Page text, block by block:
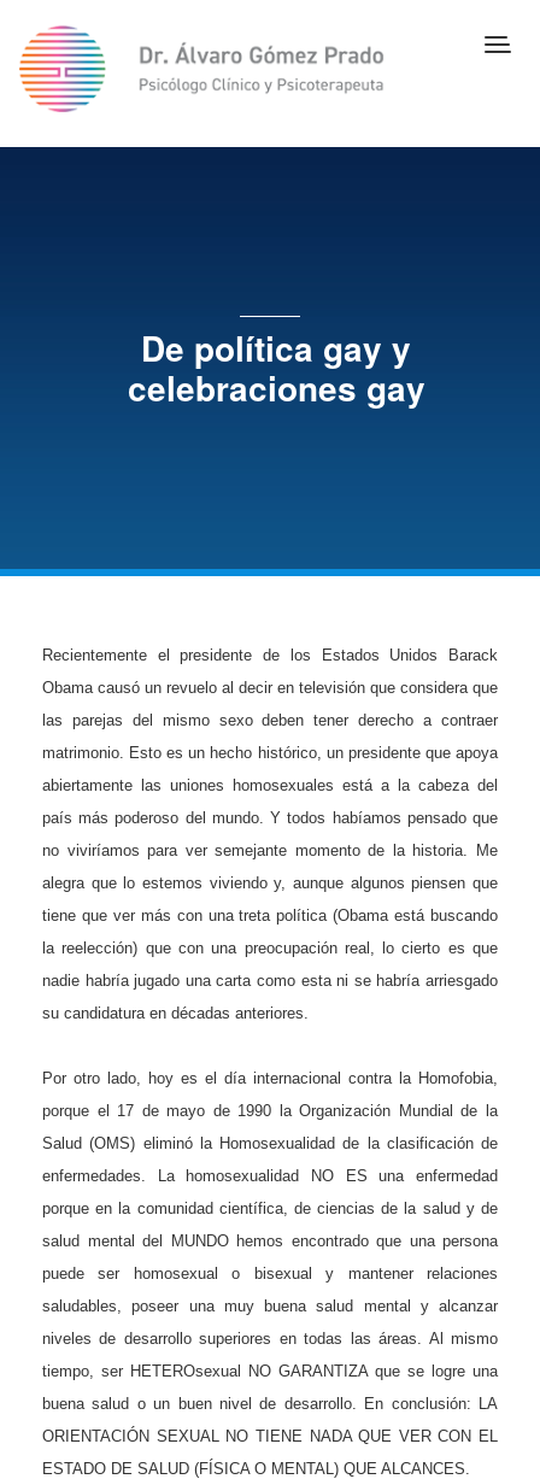
De política gay y
celebraciones gay
Recientemente el presidente de los Estados Unidos Barack
Obama causó un revuelo al decir en televisión que considera que
las parejas del mismo sexo deben tener derecho a contraer
matrimonio. Esto es un hecho histórico, un presidente que apoya
abiertamente las uniones homosexuales está a la cabeza del
país más poderoso del mundo. Y todos habíamos pensado que
no viviríamos para ver semejante momento de la historia. Me
alegra que lo estemos viviendo y, aunque algunos piensen que
tiene que ver más con una treta política (Obama está buscando
la reelección) que con una preocupación real, lo cierto es que
nadie habría jugado una carta como esta ni se habría arriesgado
su candidatura en décadas anteriores.
Por otro lado, hoy es el día internacional contra la Homofobia,
porque el 17 de mayo de 1990 la Organización Mundial de la
Salud (OMS) eliminó la Homosexualidad de la clasificación de
enfermedades. La homosexualidad NO ES una enfermedad
porque en la comunidad científica, de ciencias de la salud y de
salud mental del MUNDO hemos encontrado que una persona
puede ser homosexual o bisexual y mantener relaciones
saludables, poseer una muy buena salud mental y alcanzar
niveles de desarrollo superiores en todas las áreas. Al mismo
tiempo, ser HETEROsexual NO GARANTIZA que se logre una
buena salud o un buen nivel de desarrollo. En conclusión: LA
ORIENTACIÓN SEXUAL NO TIENE NADA QUE VER CON EL
ESTADO DE SALUD (FÍSICA O MENTAL) QUE ALCANCES.